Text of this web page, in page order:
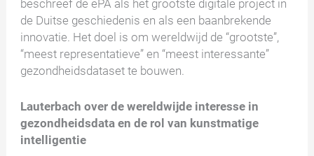
beschreef de ePA als het grootste digitale project in
de Duitse geschiedenis en als een baanbrekende
innovatie. Het doel is om wereldwijd de “grootste”,
“meest representatieve” en “meest interessante”
gezondheidsdataset te bouwen.
Lauterbach over de wereldwijde interesse in
gezondheidsdata en de rol van kunstmatige
intelligentie